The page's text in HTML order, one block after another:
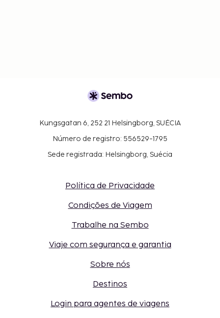
Kungsgatan 6, 252 21 Helsingborg, SUÉCIA
Número de registro: 556529-1795
Sede registrada: Helsingborg, Suécia
Política de Privacidade
Condições de Viagem
Trabalhe na Sembo
Viaje com segurança e garantia
Sobre nós
Destinos
Login para agentes de viagens